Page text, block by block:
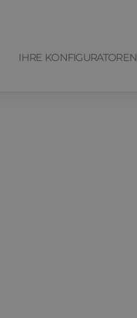
IHRE KONFIGURATOREN